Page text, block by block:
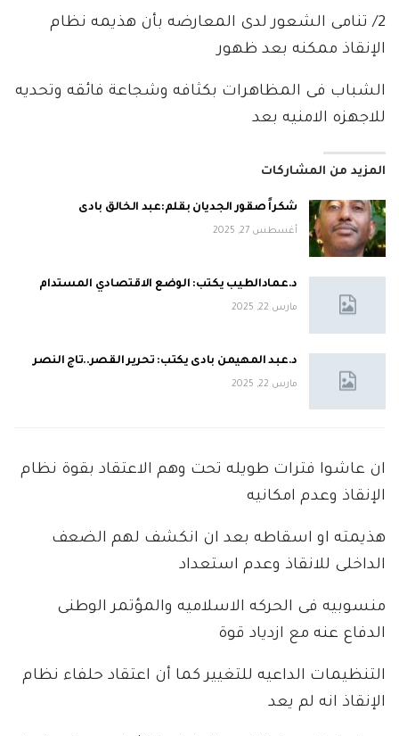
2/ تنامى الشعور لدى المعارضه بأن هذيمه نظام
الإنقاذ ممكنه بعد ظهور
الشباب فى المظاهرات بكثافه وشجاعة فائقه وتحديه
للاجهزه الامنيه بعد
المزيد من المشاركات
شكراً صقور الجديان بقلم:عبد الخالق بادى
أغسطس 27, 2025
د.عمادالطيب يكتب: الوضع الاقتصادي المستدام
مارس 22, 2025
د.عبد المهيمن بادى يكتب: تحرير القصر..تاج النصر
مارس 22, 2025
ان عاشوا فترات طويله تحت وهم الاعتقاد بقوة نظام
الإنقاذ وعدم امكانيه
هذيمته او اسقاطه بعد ان انكشف لهم الضعف
الداخلى للانقاذ وعدم استعداد
منسوبيه فى الحركه الاسلاميه والمؤتمر الوطنى
الدفاع عنه مع ازدياد قوة
التنظيمات الداعيه للتغيير كما أن اعتقاد حلفاء نظام
الإنقاذ انه لم يعد